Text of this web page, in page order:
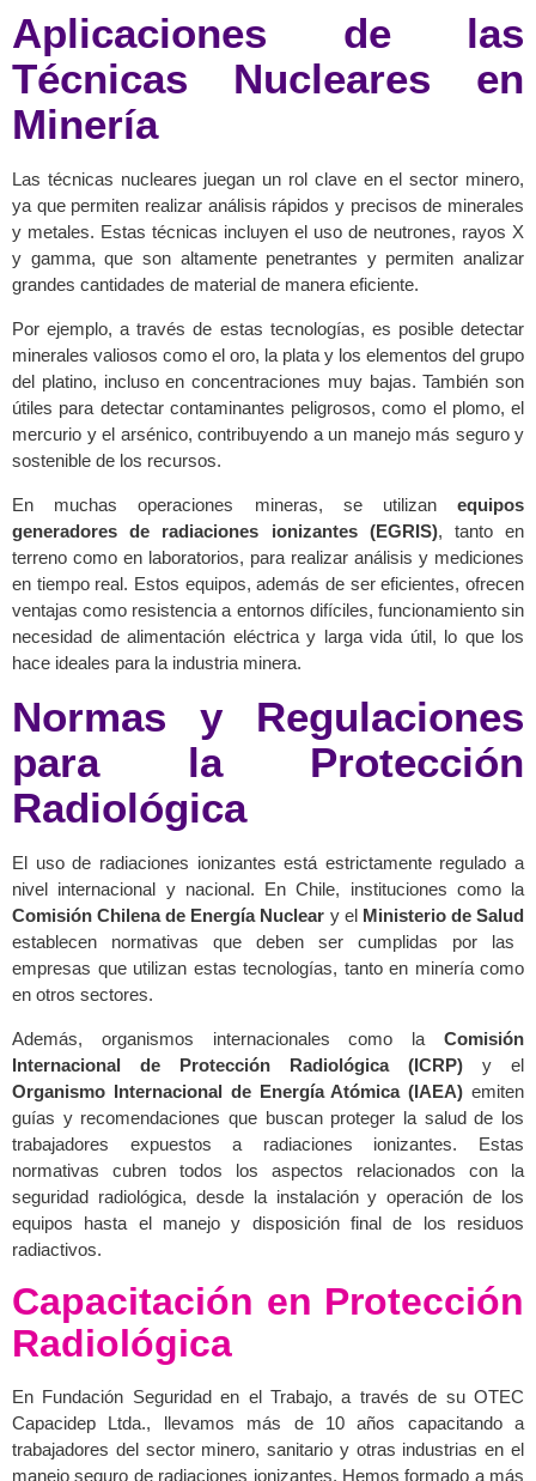
Aplicaciones de las
Técnicas Nucleares en
Minería
Las técnicas nucleares juegan un rol clave en el sector minero,
ya que permiten realizar análisis rápidos y precisos de minerales
y metales. Estas técnicas incluyen el uso de neutrones, rayos X
y gamma, que son altamente penetrantes y permiten analizar
grandes cantidades de material de manera eficiente.
Por ejemplo, a través de estas tecnologías, es posible detectar
minerales valiosos como el oro, la plata y los elementos del grupo
del platino, incluso en concentraciones muy bajas. También son
útiles para detectar contaminantes peligrosos, como el plomo, el
mercurio y el arsénico, contribuyendo a un manejo más seguro y
sostenible de los recursos.
En muchas operaciones mineras, se utilizan equipos
generadores de radiaciones ionizantes (EGRIS), tanto en
terreno como en laboratorios, para realizar análisis y mediciones
en tiempo real. Estos equipos, además de ser eficientes, ofrecen
ventajas como resistencia a entornos difíciles, funcionamiento sin
necesidad de alimentación eléctrica y larga vida útil, lo que los
hace ideales para la industria minera.
Normas y Regulaciones
para la Protección
Radiológica
El uso de radiaciones ionizantes está estrictamente regulado a
nivel internacional y nacional. En Chile, instituciones como la
Comisión Chilena de Energía Nuclear y el Ministerio de Salud
establecen normativas que deben ser cumplidas por las
empresas que utilizan estas tecnologías, tanto en minería como
en otros sectores.
Además, organismos internacionales como la Comisión
Internacional de Protección Radiológica (ICRP) y el
Organismo Internacional de Energía Atómica (IAEA) emiten
guías y recomendaciones que buscan proteger la salud de los
trabajadores expuestos a radiaciones ionizantes. Estas
normativas cubren todos los aspectos relacionados con la
seguridad radiológica, desde la instalación y operación de los
equipos hasta el manejo y disposición final de los residuos
radiactivos.
Capacitación en Protección
Radiológica
En Fundación Seguridad en el Trabajo, a través de su OTEC
Capacidep Ltda., llevamos más de 10 años capacitando a
trabajadores del sector minero, sanitario y otras industrias en el
manejo seguro de radiaciones ionizantes. Hemos formado a más